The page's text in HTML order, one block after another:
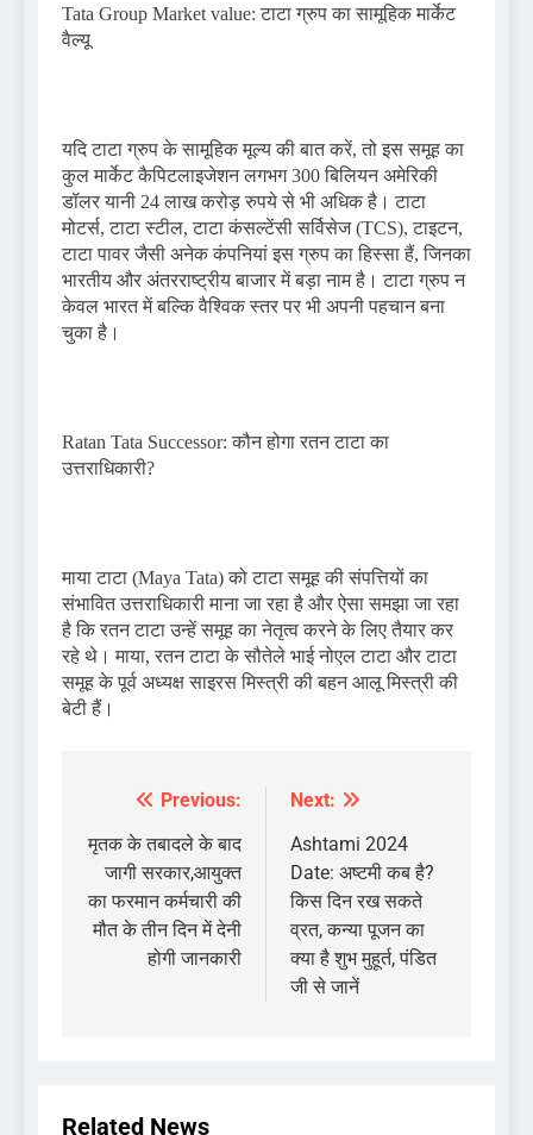
Tata Group Market value: टाटा ग्रुप का सामूहिक मार्केट
वैल्यू
यदि टाटा ग्रुप के सामूहिक मूल्य की बात करें, तो इस समूह का
कुल मार्केट कैपिटलाइजेशन लगभग 300 बिलियन अमेरिकी
डॉलर यानी 24 लाख करोड़ रुपये से भी अधिक है। टाटा
मोटर्स, टाटा स्टील, टाटा कंसल्टेंसी सर्विसेज (TCS), टाइटन,
टाटा पावर जैसी अनेक कंपनियां इस ग्रुप का हिस्सा हैं, जिनका
भारतीय और अंतरराष्ट्रीय बाजार में बड़ा नाम है। टाटा ग्रुप न
केवल भारत में बल्कि वैश्विक स्तर पर भी अपनी पहचान बना
चुका है।
Ratan Tata Successor: कौन होगा रतन टाटा का
उत्तराधिकारी?
माया टाटा (Maya Tata) को टाटा समूह की संपत्तियों का
संभावित उत्तराधिकारी माना जा रहा है और ऐसा समझा जा रहा
है कि रतन टाटा उन्हें समूह का नेतृत्व करने के लिए तैयार कर
रहे थे। माया, रतन टाटा के सौतेले भाई नोएल टाटा और टाटा
समूह के पूर्व अध्यक्ष साइरस मिस्त्री की बहन आलू मिस्त्री की
बेटी हैं।
Post
navigation
Previous:
मृतक के तबादले के बाद
जागी सरकार,आयुक्त
का फरमान कर्मचारी की
मौत के तीन दिन में देनी
होगी जानकारी
Next:
Ashtami 2024
Date: अष्टमी कब है?
किस दिन रख सकते
व्रत, कन्या पूजन का
क्या है शुभ मुहूर्त, पंडित
जी से जानें
Related News